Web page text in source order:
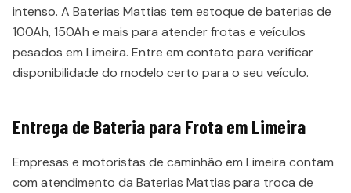
intenso. A Baterias Mattias tem estoque de baterias de
100Ah, 150Ah e mais para atender frotas e veículos
pesados em Limeira. Entre em contato para verificar
disponibilidade do modelo certo para o seu veículo.
Entrega de Bateria para Frota em Limeira
Empresas e motoristas de caminhão em Limeira contam
com atendimento da Baterias Mattias para troca de